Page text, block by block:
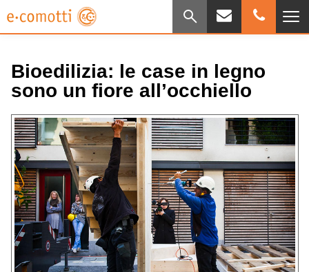
Bioedilizia: le case in legno
sono un fiore all’occhiello